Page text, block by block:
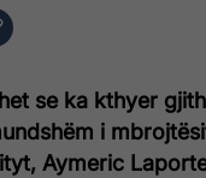
se ka kthyer
i
Aymeric